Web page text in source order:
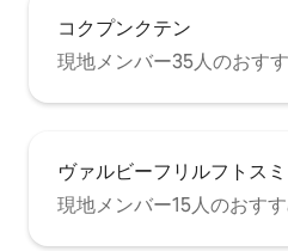
コクプンクテン
現地メンバー35人のおす
ヴァルビーフリルフトス
現地メンバー15人のおす